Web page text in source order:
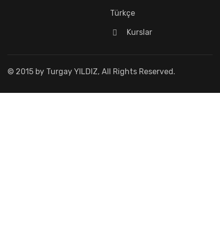
Türkçe
Kurslar
© 2015 by Turgay YILDIZ, All Rights Reserved.